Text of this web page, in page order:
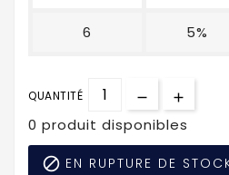
6 5%
QUANTITÉ
0 produit disponibles
 EN RUPTURE DE